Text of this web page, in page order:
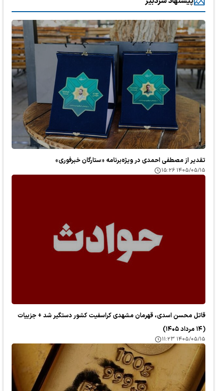
تقدیر از مصطفی احمدی در ویژه‌برنامه «ستارگان خبرفوری»
۱۴۰۵/۰۵/۱۵ ۱۵:۲۶
قاتل محسن اسدی، قهرمان مشهدی کراسفیت کشور دستگیر شد + جزییات
(۱۴ مرداد ۱۴۰۵)
۱۴۰۵/۰۵/۱۵ ۱۱:۲۳